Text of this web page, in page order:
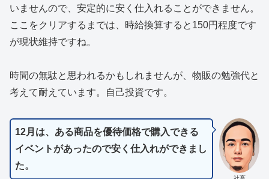
いませんので、安定的に安く仕入れることができません。
ここをクリアするまでは、時給換算すると150円程度です
が現状維持ですね。
時間の無駄と思われるかもしれませんが、物販の勉強代と
考えて耐えています。自己投資です。
12月は、ある商品を優待価格で購入できる
イベントがあったので安く仕入れができまし
た。